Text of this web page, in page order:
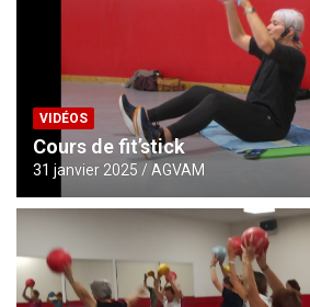
VIDÉOS
Cours de fit’stick
31 janvier 2025 AGVAM